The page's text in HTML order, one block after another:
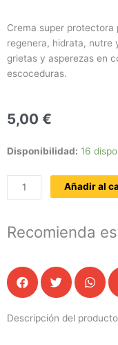
Crema super protectora
regenera, hidrata, nutre
grietas y asperezas en
escoceduras.
5,00 €
Disponibilidad: 16
Crema
cera
(75ml)
cantidad
Añadir al
Recomienda
Descripción del producto